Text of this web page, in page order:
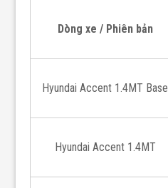
Dòng xe / Phiên bản
Hyundai Accent 1.4MT Base
Hyundai Accent 1.4MT